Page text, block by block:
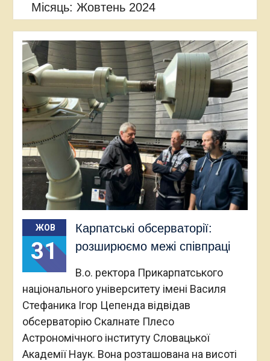
Місяць: Жовтень 2024
ЖОВ
31
Карпатські обсерваторії:
розширюємо межі співпраці
В.о. ректора Прикарпатського
національного університету імені Василя
Стефаника Ігор Цепенда відвідав
обсерваторію Скалнате Плесо
Астрономічного інституту Словацької
Академії Наук. Вона розташована на висоті